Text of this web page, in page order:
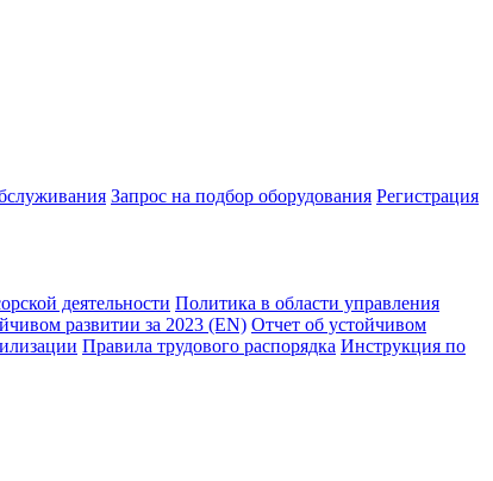
Запрос на подбор оборудования Регистрация
деятельности Политика в области управления
развитии за 2023 (EN) Отчет об устойчивом
Правила трудового распорядка Инструкция по